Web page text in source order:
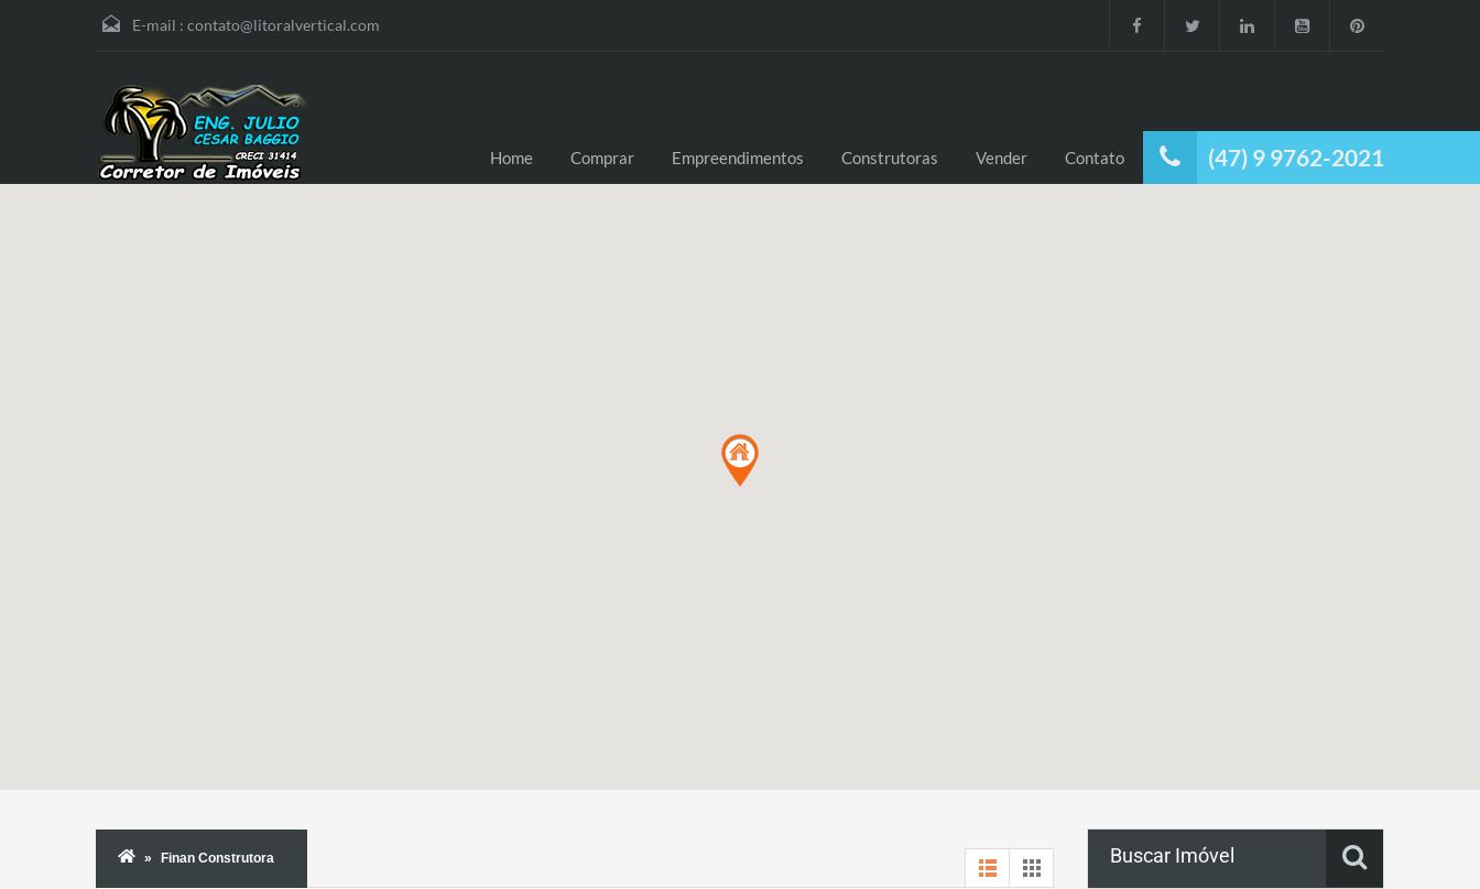
E-mail : contato@litoralvertical.com
(47) 9 9762-2021
Home Comprar Empreendimentos Construtoras Vender Contato
Finan Construtora Buscar Imóvel